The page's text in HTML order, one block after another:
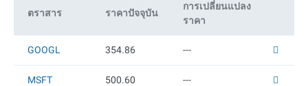
ตราสาร ราคาปัจจุบัน
การเปลี่ยนแปลง
ราคา
GOOGL 354.86 ---
MSFT 500.60 ---